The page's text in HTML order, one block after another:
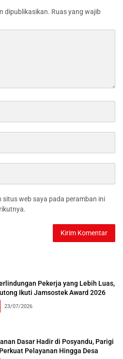
dipublikasikan. Ruas yang wajib
situs web saya pada peramban ini
Pekerja yang Lebih Luas,
Ikuti Jamsostek Award 2026
23/07/2026
Dasar Hadir di Posyandu, Parigi
Pelayanan Hingga Desa